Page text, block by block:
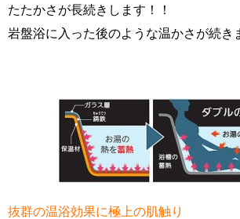
たたかさが長続きします！！
岩盤浴に入った後のような温かさが続
抜群の温浴効果に極上の肌触り